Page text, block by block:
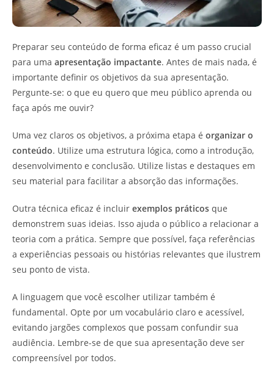
Preparar seu conteúdo de forma eficaz é um passo crucial
para uma apresentação impactante. Antes de mais nada, é
importante definir os objetivos da sua apresentação.
Pergunte-se: o que eu quero que meu público aprenda ou
faça após me ouvir?
Uma vez claros os objetivos, a próxima etapa é organizar o
conteúdo. Utilize uma estrutura lógica, como a introdução,
desenvolvimento e conclusão. Utilize listas e destaques em
seu material para facilitar a absorção das informações.
Outra técnica eficaz é incluir exemplos práticos que
demonstrem suas ideias. Isso ajuda o público a relacionar a
teoria com a prática. Sempre que possível, faça referências
a experiências pessoais ou histórias relevantes que ilustrem
seu ponto de vista.
A linguagem que você escolher utilizar também é
fundamental. Opte por um vocabulário claro e acessível,
evitando jargões complexos que possam confundir sua
audiência. Lembre-se de que sua apresentação deve ser
compreensível por todos.